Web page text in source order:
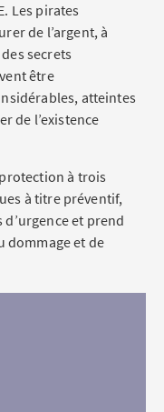
Les pirates
de l’argent, à
secrets
être
atteintes
de l’existence
protection à trois
à titre préventif,
et prend
dommage et de